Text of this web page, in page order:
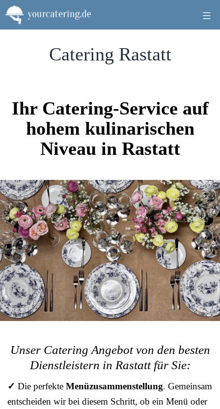
Zum
Inhalt
springen
Catering Rastatt
Ihr Catering-Service auf
hohem kulinarischen
Niveau in Rastatt
Unser Catering Angebot von den besten
Dienstleistern in Rastatt für Sie:
✓ Die perfekte Menüzusammenstellung. Gemeinsam
entscheiden wir bei diesem Schritt, ob ein Menü oder